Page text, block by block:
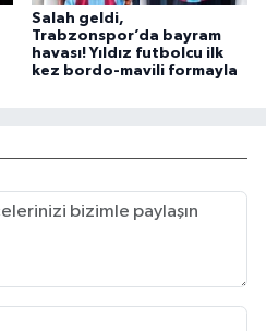
Salah geldi,
Trabzonspor’da bayram
havası! Yıldız futbolcu ilk
kez bordo-mavili formayla